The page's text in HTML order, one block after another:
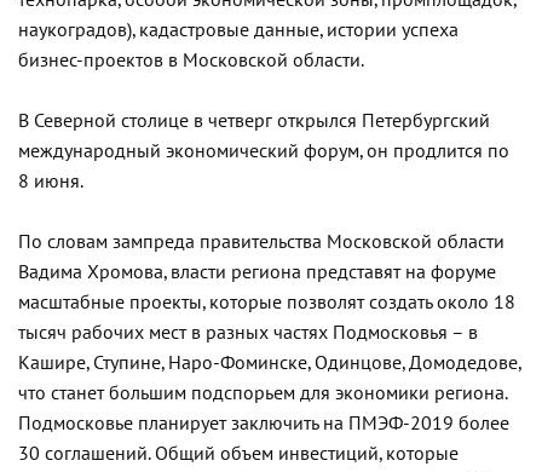
наукоградов), кадастровые данные, истории успеха
бизнес-проектов в Московской области.
В Северной столице в четверг открылся Петербургский
международный экономический форум, он продлится по
8 июня.
По словам зампреда правительства Московской области
Вадима Хромова, власти региона представят на форуме
масштабные проекты, которые позволят создать около 18
тысяч рабочих мест в разных частях Подмосковья – в
Кашире, Ступине, Наро-Фоминске, Одинцове, Домодедове,
что станет большим подспорьем для экономики региона.
Подмосковье планирует заключить на ПМЭФ-2019 более
30 соглашений. Общий объем инвестиций, которые